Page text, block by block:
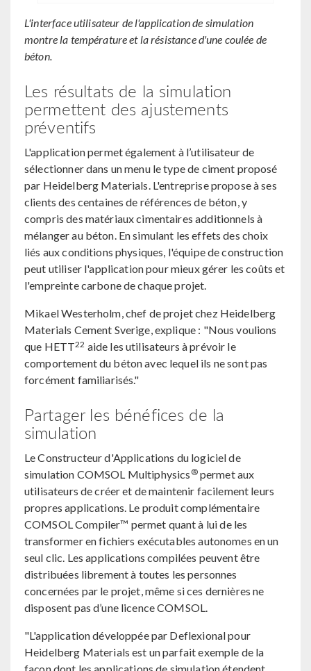
L'interface utilisateur de l'application de simulation
montre la température et la résistance d'une coulée de
béton.
Les résultats de la simulation
permettent des ajustements
préventifs
L'application permet également à l’utilisateur de
sélectionner dans un menu le type de ciment proposé
par Heidelberg Materials. L'entreprise propose à ses
clients des centaines de références de béton, y
compris des matériaux cimentaires additionnels à
mélanger au béton. En simulant les effets des choix
liés aux conditions physiques, l'équipe de construction
peut utiliser l'application pour mieux gérer les coûts et
l'empreinte carbone de chaque projet.
Mikael Westerholm, chef de projet chez Heidelberg
Materials Cement Sverige, explique : "Nous voulions
que HETT22 aide les utilisateurs à prévoir le
comportement du béton avec lequel ils ne sont pas
forcément familiarisés."
Partager les bénéfices de la
simulation
Le Constructeur d'Applications du logiciel de
simulation COMSOL Multiphysics ®permet aux
utilisateurs de créer et de maintenir facilement leurs
propres applications. Le produit complémentaire
COMSOL Compiler™ permet quant à lui de les
transformer en fichiers exécutables autonomes en un
seul clic. Les applications compilées peuvent être
distribuées librement à toutes les personnes
concernées par le projet, même si ces dernières ne
disposent pas d’une licence COMSOL.
"L'application développée par Deflexional pour
Heidelberg Materials est un parfait exemple de la
façon dont les applications de simulation étendent